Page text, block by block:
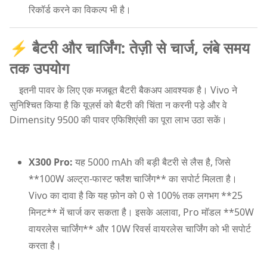
रिकॉर्ड करने का विकल्प भी है।
⚡ बैटरी और चार्जिंग: तेज़ी से चार्ज, लंबे समय
तक उपयोग
इतनी पावर के लिए एक मजबूत बैटरी बैकअप आवश्यक है। Vivo ने
सुनिश्चित किया है कि यूज़र्स को बैटरी की चिंता न करनी पड़े और वे
Dimensity 9500 की पावर एफिशिएंसी का पूरा लाभ उठा सकें।
X300 Pro: यह 5000 mAh की बड़ी बैटरी से लैस है, जिसे
**100W अल्ट्रा-फास्ट फ्लैश चार्जिंग** का सपोर्ट मिलता है।
Vivo का दावा है कि यह फ़ोन को 0 से 100% तक लगभग **25
मिनट** में चार्ज कर सकता है। इसके अलावा, Pro मॉडल **50W
वायरलेस चार्जिंग** और 10W रिवर्स वायरलेस चार्जिंग को भी सपोर्ट
करता है।